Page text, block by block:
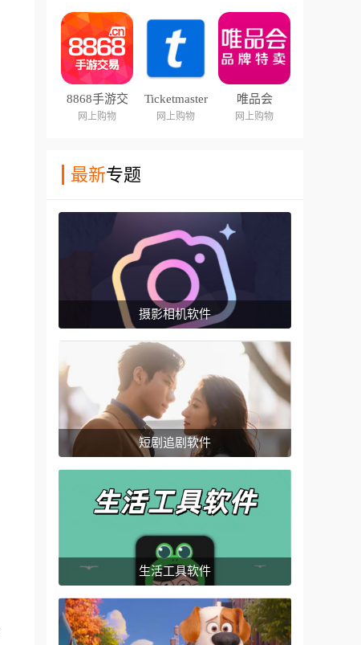
8868手游交
易
网上购物
Ticketmaster
网上购物
唯品会
网上购物
最新专题
摄影相机软件
短剧追剧软件
生活工具软件